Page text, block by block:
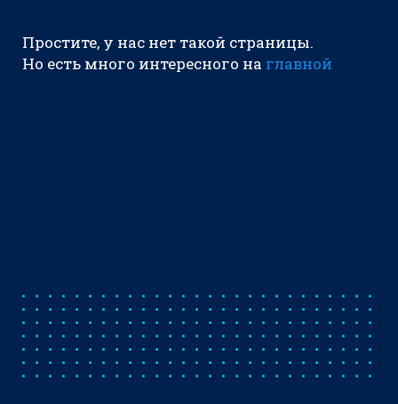
Простите, у нас нет такой страницы.
Но есть много интересного на главной